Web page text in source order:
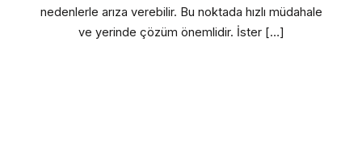
nedenlerle arıza verebilir. Bu noktada hızlı müdahale
ve yerinde çözüm önemlidir. İster […]